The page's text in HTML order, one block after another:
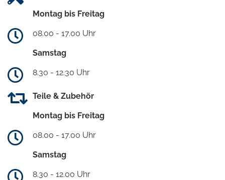
Montag bis Freitag
08.00 - 17.00 Uhr
Samstag
8.30 - 12.30 Uhr
Teile & Zubehör
Montag bis Freitag
08.00 - 17.00 Uhr
Samstag
8.30 - 12.00 Uhr